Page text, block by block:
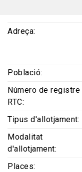
Adreça
Població
Número de registre
RTC
Tipus d'allotjament
Modalitat
d'allotjament
Places